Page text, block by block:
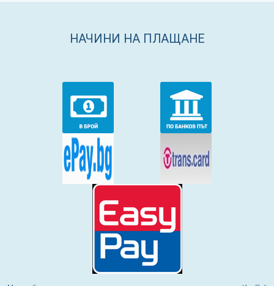
НАЧИНИ НА ПЛАЩАНЕ